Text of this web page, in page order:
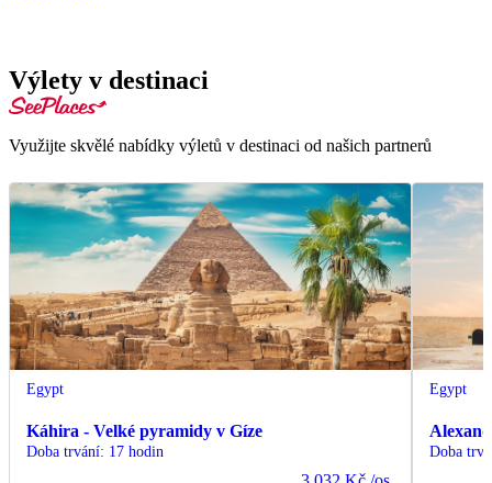
Výlety v destinaci
Využijte skvělé nabídky výletů v destinaci od našich partnerů
Egypt
Káhira - Velké pyramidy v Gíze
Doba trvání: 17 hodin
Egypt
Doba